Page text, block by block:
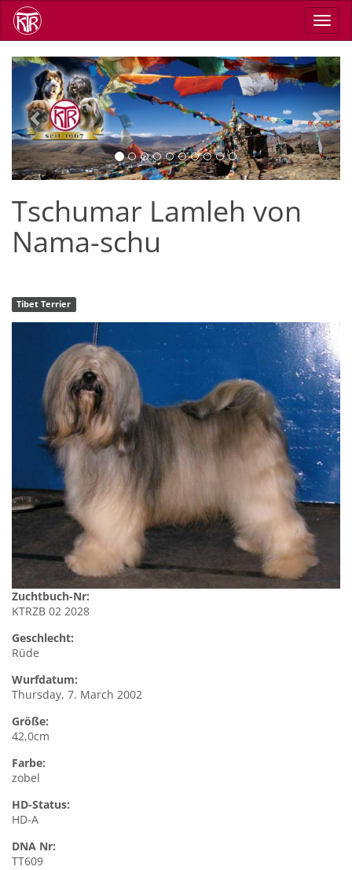
Skip
main
Previous Next
Tschumar Lamleh von
Nama-schu
Tibet Terrier
Zuchtbuch-Nr:
KTRZB 02 2028
Geschlecht:
Rüde
Wurfdatum:
Thursday, 7. March 2002
Größe:
42,0cm
Farbe:
zobel
HD-Status:
HD-A
DNA Nr:
TT609